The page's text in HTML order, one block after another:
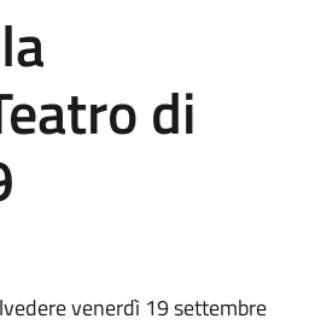
di
venerdì 19 settembre